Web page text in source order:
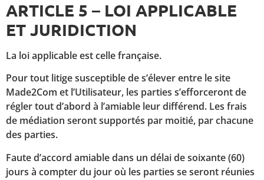
ARTICLE 5 – LOI APPLICABLE
ET JURIDICTION
La loi applicable est celle française.
Pour tout litige susceptible de s’élever entre le site
Made2Com et l’Utilisateur, les parties s’efforceront de
régler tout d’abord à l’amiable leur différend. Les frais
de médiation seront supportés par moitié, par chacune
des parties.
Faute d’accord amiable dans un délai de soixante (60)
jours à compter du jour où les parties se seront réunies